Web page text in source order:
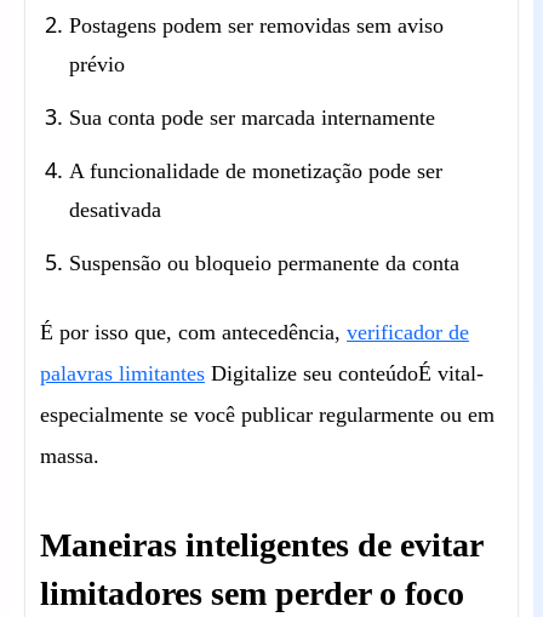
Postagens podem ser removidas sem aviso
prévio
Sua conta pode ser marcada internamente
A funcionalidade de monetização pode ser
desativada
Suspensão ou bloqueio permanente da conta
É por isso que, com antecedência, verificador de
palavras limitantes Digitalize seu conteúdoÉ vital-
especialmente se você publicar regularmente ou em
massa.
Maneiras inteligentes de evitar
limitadores sem perder o foco